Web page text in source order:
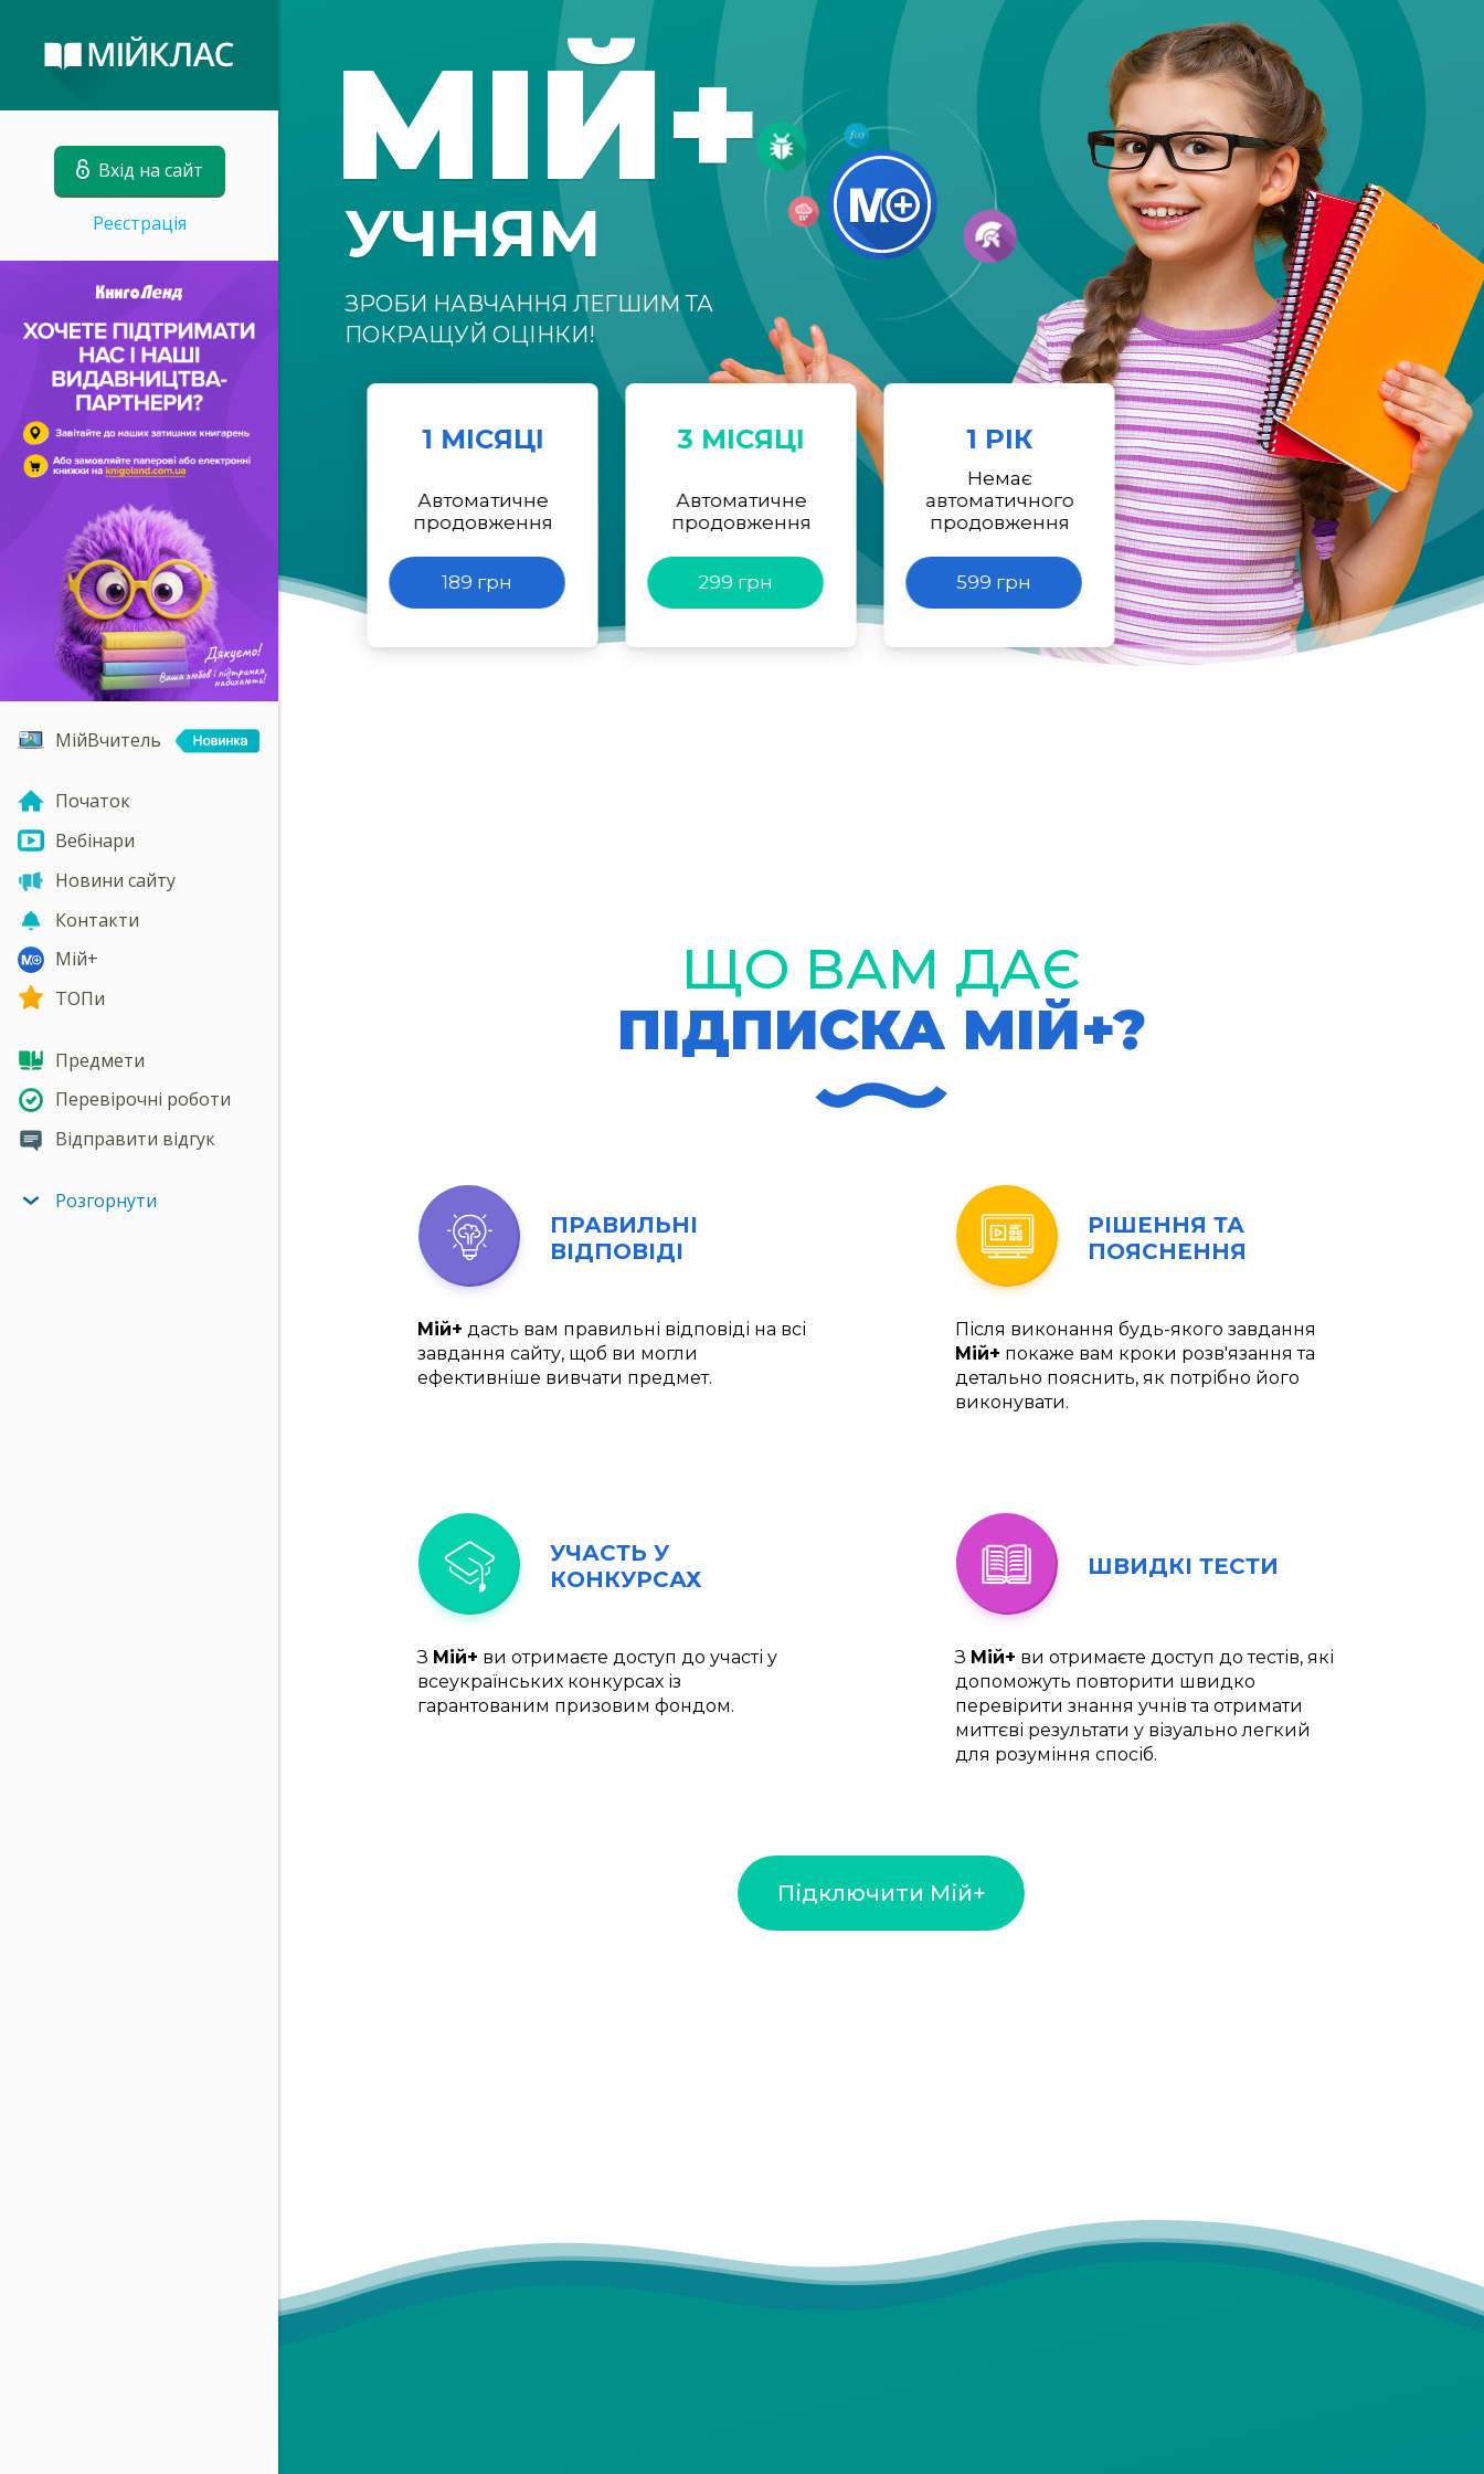
Вхід на сайт
Реєстрація
МійВчитель
Початок
Вебінари
Новини сайту
Контакти
Мій+
ТОПи
Предмети
Перевірочні роботи
Відправити відгук
Розгорнути
МІЙ+
УЧНЯМ
ЗРОБИ НАВЧАННЯ ЛЕГШИМ ТА
ПОКРАЩУЙ ОЦІНКИ!
1 МІСЯЦІ
Автоматичне
продовження
189 грн
3 МІСЯЦІ
Автоматичне
продовження
299 грн
1 РІК
Немає
автоматичного
продовження
599 грн
ЩО ВАМ ДАЄ
ПІДПИСКА МІЙ+?
ПРАВИЛЬНІ
ВІДПОВІДІ
Мій+ дасть вам правильні відповіді на всі
завдання сайту, щоб ви могли
ефективніше вивчати предмет.
РІШЕННЯ ТА
ПОЯСНЕННЯ
Після виконання будь-якого завдання
Мій+ покаже вам кроки розв'язання та
детально пояснить, як потрібно його
виконувати.
УЧАСТЬ У
КОНКУРСАХ
З Мій+ ви отримаєте доступ до участі у
всеукраїнських конкурсах із
гарантованим призовим фондом.
ШВИДКІ ТЕСТИ
З Мій+ ви отримаєте доступ до тестів, які
допоможуть повторити швидко
перевірити знання учнів та отримати
миттєві результати у візуально легкий
для розуміння спосіб.
Підключити Мій+